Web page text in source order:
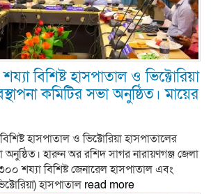
বিশিষ্ট হাসপাতাল ও ভিক্টোরিয়া
কমিটির সভা অনুষ্ঠিত। মায়ের
হাসপাতাল ও ভিক্টোরিয়া হাসপাতালের
অনুষ্ঠিত। হারুন অর রশিদ সাগর নারায়ণগঞ্জ জেলা
৩০০ শয্যা বিশিষ্ট জেনারেল হাসপাতাল এবং
হাসপাতাল read more